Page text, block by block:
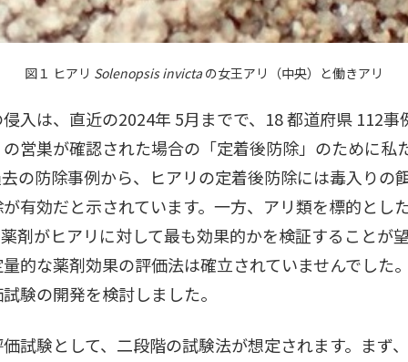
図１ ヒアリ Solenopsis invicta の女王アリ（中央）と働きアリ
入は、直近の2024年 5月までで、18 都道府県 112事
営巣が確認された場合の「定着後防除」のために私
の防除事例から、ヒアリの定着後防除には毒入りの
有効だと示されています。一方、アリ類を標的とし
剤がヒアリに対して最も効果的かを検証することが
的な薬剤効果の評価法は確立されていませんでした
験の開発を検討しました。
試験として、二段階の試験法が想定されます。まず